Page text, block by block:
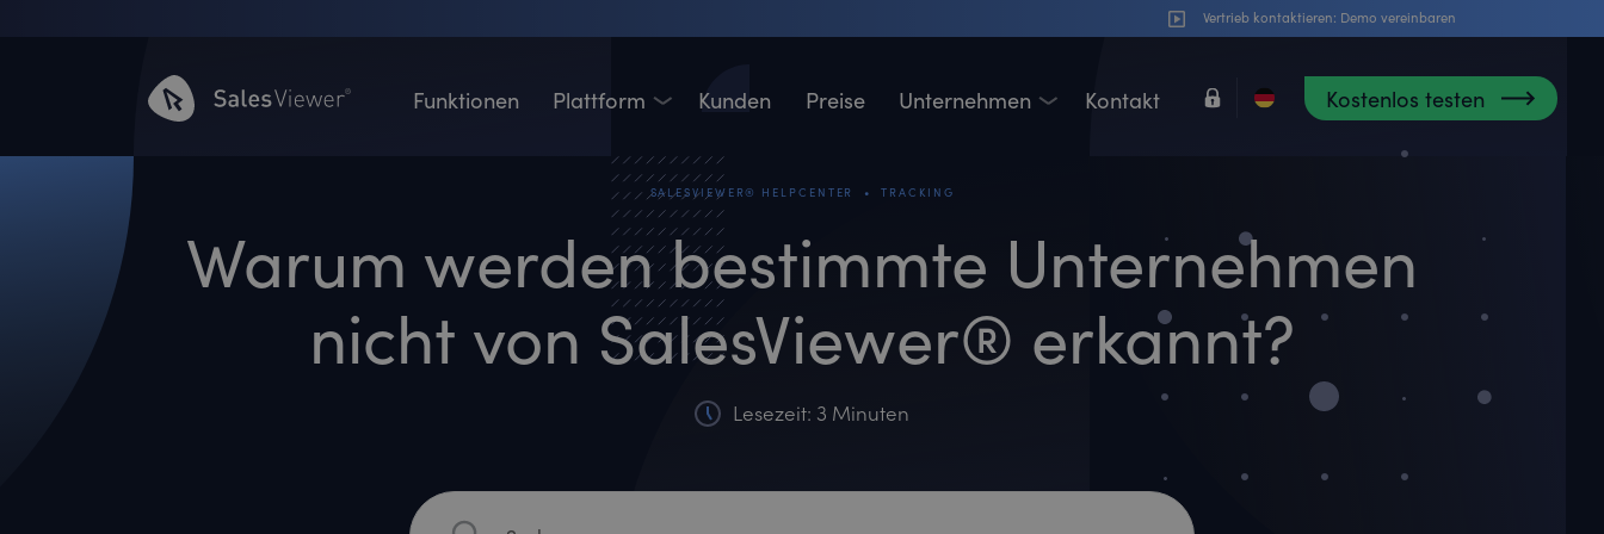
Vertrieb kontaktieren: Demo vereinbaren
Funktionen Plattform Kunden Preise Unternehmen Kontakt Kostenlos testen
SALESVIEWER® HELPCENTER • TRACKING
Warum werden bestimmte Unternehmen
nicht von SalesViewer® erkannt?
Lesezeit: 3 Minuten